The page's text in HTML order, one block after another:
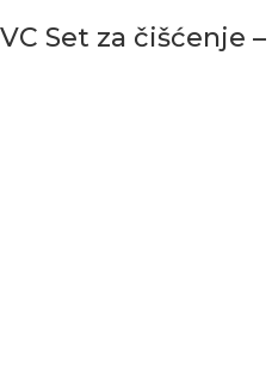
VC Set za čišćenje –